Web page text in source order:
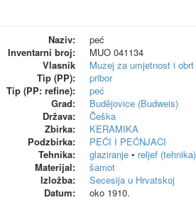
Naziv:
peć
Inventarni broj:
MUO 041134
Vlasnik
Muzej za umjetnost i obrt
Tip (PP):
pribor
Tip (PP: refine):
peć
Grad:
Budějovice (Budweis)
Država:
Češka
Zbirka:
KERAMIKA
Podzbirka:
PEĆI I PEĆNJACI
Tehnika:
glaziranje • reljef (tehnika)
Materijal:
šamot
Izložba:
Secesija u Hrvatskoj
Datum:
oko 1910.